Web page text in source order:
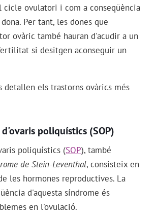
cicle ovulatori i com a conseqüència
Per tant, les dones que
ovàric també hauran d'acudir a un
si desitgen aconseguir un
detallen els trastorns ovàrics més
poliquístics (SOP)
poliquístics (SOP), també
de Stein-Leventhal, consisteix en
les hormones reproductives. La
d'aquesta síndrome és
en l'ovulació.